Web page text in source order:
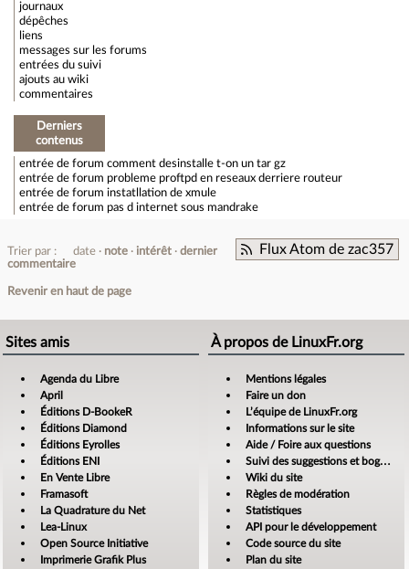
journaux
dépêches
liens
messages sur les forums
entrées du suivi
ajouts au wiki
commentaires
Derniers
contenus
entrée de forum comment desinstalle t-on un tar gz
entrée de forum probleme proftpd en reseaux derriere routeur
entrée de forum instatllation de xmule
entrée de forum pas d internet sous mandrake
Flux Atom de zac357
Trier par : date note intérêt
dernier
commentaire
Revenir en haut de page
Sites amis
Agenda du Libre
April
Éditions D-BookeR
Éditions Diamond
Éditions Eyrolles
Éditions ENI
En Vente Libre
Framasoft
La Quadrature du Net
Lea-Linux
Open Source Initiative
Imprimerie Grafik Plus
À propos de LinuxFr.org
Mentions légales
Faire un don
L’équipe de LinuxFr.org
Informations sur le site
Aide / Foire aux questions
Suivi des suggestions et bogues
Wiki du site
Règles de modération
Statistiques
API pour le développement
Code source du site
Plan du site